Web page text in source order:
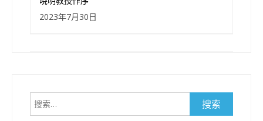
2023年7月30日
搜
索：